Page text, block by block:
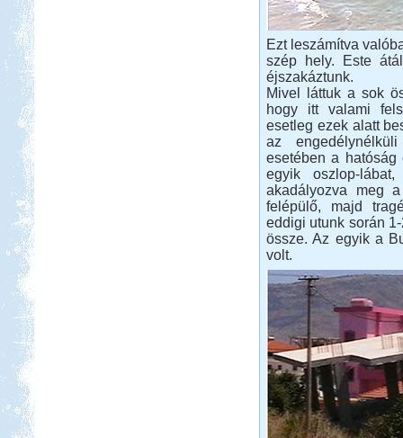
Ezt leszámítva
szép hely. Este
éjszakáztunk.
Mivel láttuk a sok
hogy itt valami
esetleg ezek alatt
az
esetében a hatóság
egyik oszlop-
akadályozva meg
felépülő, majd
eddigi utunk során
össze. Az egyik a
volt.